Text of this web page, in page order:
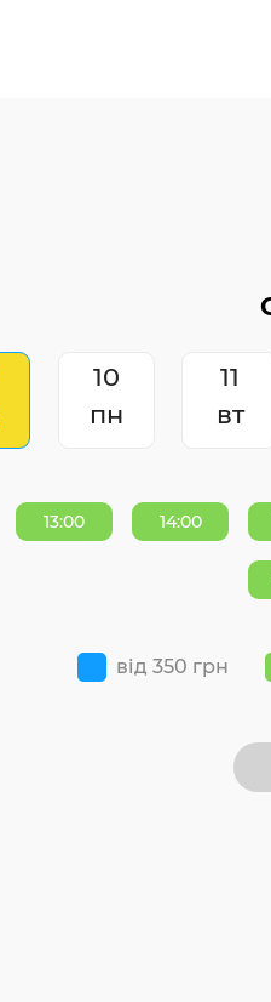
10
пн
11
вт
13:00 14:00
від 350 грн